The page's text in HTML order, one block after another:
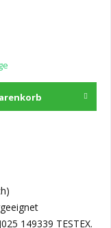
149339 TESTEX.